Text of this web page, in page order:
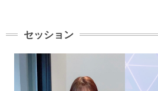
セッション